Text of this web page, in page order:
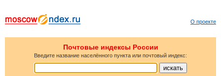
О проекте
Почтовые индексы России
Введите название населённого пункта или почтовый индекс: